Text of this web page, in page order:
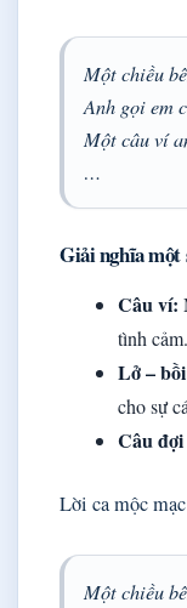
Một chiều
Anh gọi em
Một câu ví
…
Giải nghĩa một
Câu ví:
tình cảm.
Lở –
cho sự
Câu
Lời ca mộc
Một chiều